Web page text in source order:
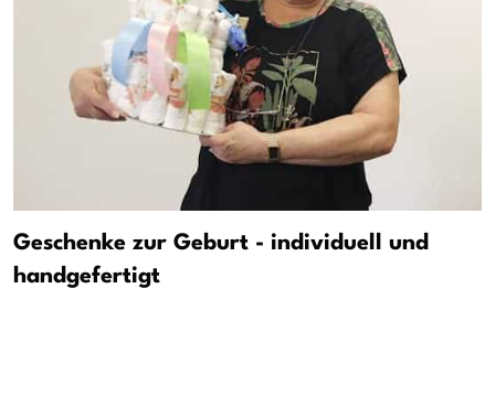
Geschenke zur Geburt - individuell und
handgefertigt